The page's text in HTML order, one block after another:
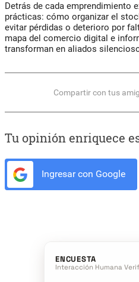
Detrás de cada emprendimiento
prácticas: cómo organizar el
evitar pérdidas o deterioro por
mapa del comercio digital e
transforman en aliados
Compartir con tus
Tu opinión enriquece
Ingresar con Google
ENCUESTA
Interacción Humana